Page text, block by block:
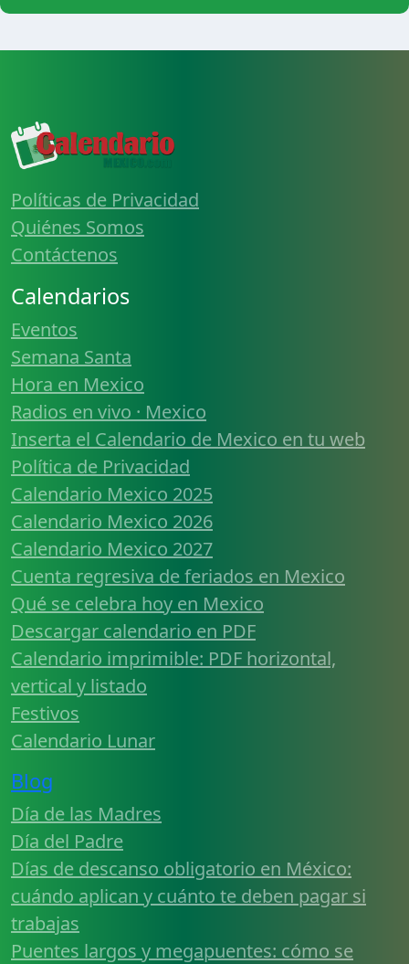
Políticas de Privacidad
Quiénes Somos
Contáctenos
Calendarios
Eventos
Semana Santa
Hora en Mexico
Radios en vivo · Mexico
Inserta el Calendario de Mexico en tu web
Política de Privacidad
Calendario Mexico 2025
Calendario Mexico 2026
Calendario Mexico 2027
Cuenta regresiva de feriados en Mexico
Qué se celebra hoy en Mexico
Descargar calendario en PDF
Calendario imprimible: PDF horizontal,
vertical y listado
Festivos
Calendario Lunar
Blog
Día de las Madres
Día del Padre
Días de descanso obligatorio en México:
cuándo aplican y cuánto te deben pagar si
trabajas
Puentes largos y megapuentes: cómo se